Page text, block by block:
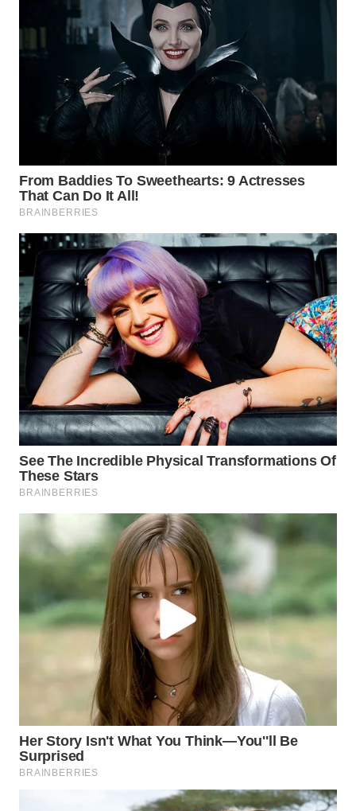
WN
INDRAMAYU
WN
KUNINGAN
WN
WN
SUBANG
WN
SUKABUMI
WN
PURWAKARTA
WN
PRIANGAN
TIMUR
WN
SEMARANG
SOLO
WN
BOROBUDUR
WN
MADURA
WN
NATUNA